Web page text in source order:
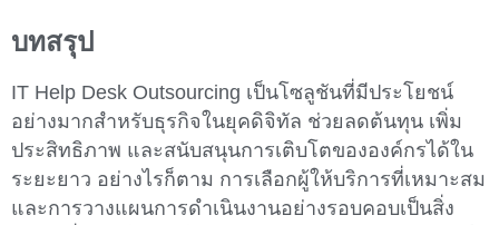
บทสรุป
IT Help Desk Outsourcing เป็นโซลูชันที่มีประโยชน์
อย่างมากสำหรับธุรกิจในยุคดิจิทัล ช่วยลดต้นทุน เพิ่ม
ประสิทธิภาพ และสนับสนุนการเติบโตขององค์กรได้ใน
ระยะยาว อย่างไรก็ตาม การเลือกผู้ให้บริการที่เหมาะสม
และการวางแผนการดำเนินงานอย่างรอบคอบเป็นสิ่ง